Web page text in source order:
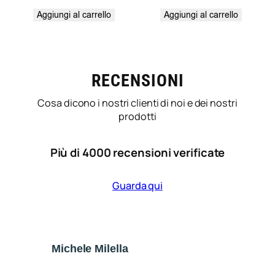
Aggiungi al carrello Aggiungi al carrello
RECENSIONI
Cosa dicono i nostri clienti di noi e dei nostri
prodotti
Più di 4000 recensioni verificate
Guarda qui
Michele Milella